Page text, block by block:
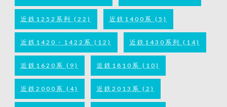
近鉄1252系列 (22) 近鉄1400系 (5)
近鉄1420・1422系 (12) 近鉄1430系列 (14)
近鉄1620系 (9) 近鉄1810系 (10)
近鉄2000系 (4) 近鉄2013系 (2)